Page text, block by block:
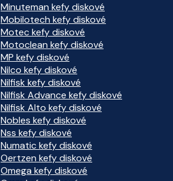
Minuteman kefy diskové
Mobilotech kefy diskové
Motec kefy diskové
Motoclean kefy diskové
MP kefy diskové
Nilco kefy diskové
Nilfisk kefy diskové
Nilfisk Advance kefy diskové
Nilfisk Alto kefy diskové
Nobles kefy diskové
Nss kefy diskové
Numatic kefy diskové
Oertzen kefy diskové
Omega kefy diskové